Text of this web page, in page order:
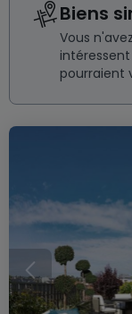
Biens
Vous
pourraient